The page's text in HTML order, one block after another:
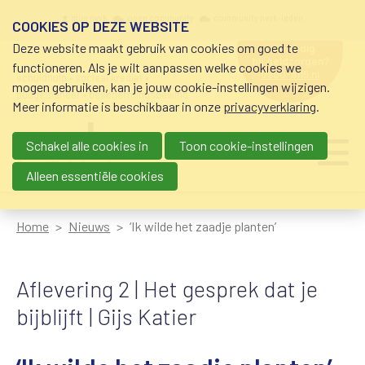
schuldhulp • sociaal krediet •
budgetbeheer • beschermingsbewind
hulp nodig
bij geldzorgen?
0800-8115.nl
Main navigation
Home Nieuws ‘Ik wilde het zaadje planten’
Aflevering 2 | Het gesprek dat je
bijblijft | Gijs Katier
COOKIES OP DEZE WEBSITE
Deze website maakt gebruik van cookies om goed te
functioneren. Als je wilt aanpassen welke cookies we
mogen gebruiken, kan je jouw cookie-instellingen wijzigen.
Meer informatie is beschikbaar in onze privacyverklaring.
Schakel alle cookies in
Toon cookie-instellingen
Alleen essentiële cookies